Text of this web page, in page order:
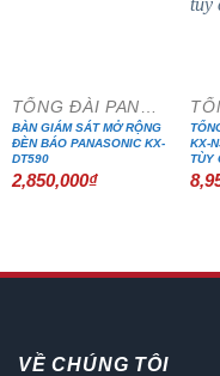
TỔNG ĐÀI PANASONIC
BÀN GIÁM SÁT MỞ RỘNG
ĐÈN BÁO PANASONIC KX-
DT590
2,850,000₫
KX-
TÙY
VỀ CHÚNG TÔI